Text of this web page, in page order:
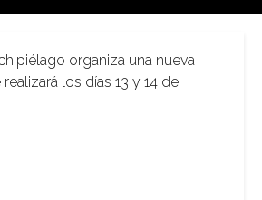
organiza una nueva
los días 13 y 14 de